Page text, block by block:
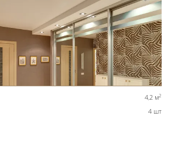
4,2 м2
4 шт